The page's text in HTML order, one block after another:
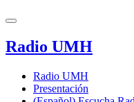
Radio UMH
Radio UMH
Presentación